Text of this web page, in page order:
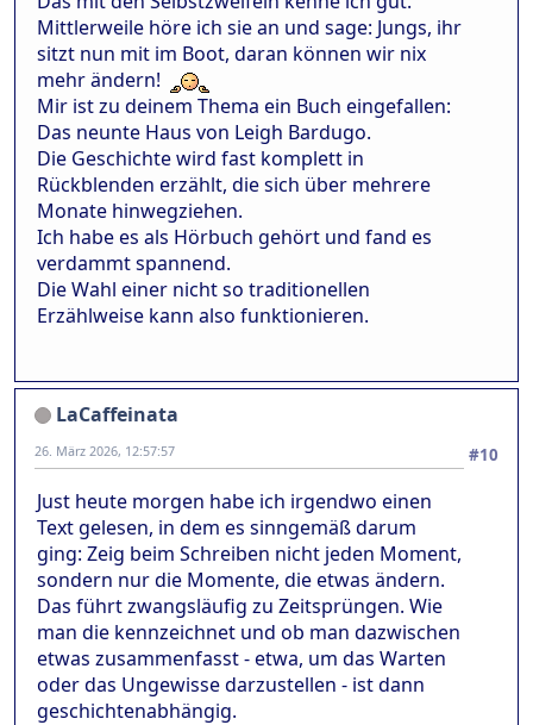
Mittlerweile höre ich sie an und sage: Jungs, ihr
sitzt nun mit im Boot, daran können wir nix
mehr ändern!
Mir ist zu deinem Thema ein Buch eingefallen:
Das neunte Haus von Leigh Bardugo.
Die Geschichte wird fast komplett in
Rückblenden erzählt, die sich über mehrere
Monate hinwegziehen.
Ich habe es als Hörbuch gehört und fand es
verdammt spannend.
Die Wahl einer nicht so traditionellen
Erzählweise kann also funktionieren.
LaCaffeinata
#10
26. März 2026, 12:57:57
Just heute morgen habe ich irgendwo einen
Text gelesen, in dem es sinngemäß darum
ging: Zeig beim Schreiben nicht jeden Moment,
sondern nur die Momente, die etwas ändern.
Das führt zwangsläufig zu Zeitsprüngen. Wie
man die kennzeichnet und ob man dazwischen
etwas zusammenfasst - etwa, um das Warten
oder das Ungewisse darzustellen - ist dann
geschichtenabhängig.